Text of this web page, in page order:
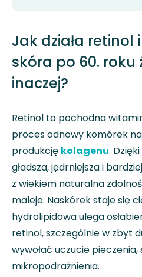
Jak działa retinol
skóra po 60. roku
inaczej?
Retinol to pochodna
proces odnowy komórek
produkcję kolagenu.
gładsza, jędrniejsza i
z wiekiem naturalna
maleje. Naskórek staje się
hydrolipidowa ulega
retinol, szczególnie w zbyt
wywołać uczucie
mikropodrażnienia.